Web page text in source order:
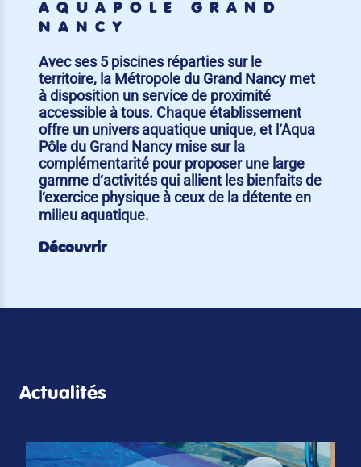
AQUAPÔLE GRAND
NANCY
Avec ses 5 piscines réparties sur le
territoire, la Métropole du Grand Nancy met
à disposition un service de proximité
accessible à tous. Chaque établissement
offre un univers aquatique unique, et l‘Aqua
Pôle du Grand Nancy mise sur la
complémentarité pour proposer une large
gamme d‘activités qui allient les bienfaits de
l‘exercice physique à ceux de la détente en
milieu aquatique.
Découvrir
Actualités